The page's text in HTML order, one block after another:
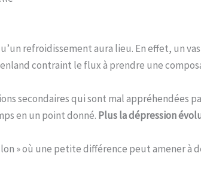
refroidissement aura lieu. En effet, un
contraint le flux à prendre une
secondaires qui sont mal appréhendées
en un point donné. Plus la dépression
» où une petite différence peut amener à